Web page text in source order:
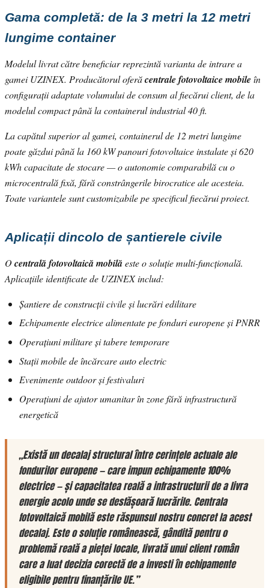
Gama completă: de la 3 metri la 12 metri
lungime container
Modelul livrat către beneficiar reprezintă varianta de intrare a
gamei UZINEX. Producătorul oferăcentrale fotovoltaice mobileîn
configurații adaptate volumului de consum al fiecărui client, de la
modelul compact până la containerul industrial 40 ft.
La capătul superior al gamei, containerul de 12 metri lungime
poate găzdui până la 160 kW panouri fotovoltaice instalate și 620
kWh capacitate de stocare — o autonomie comparabilă cu o
microcentrală fixă, fără constrângerile birocratice ale acesteia.
Toate variantele sunt customizabile pe specificul fiecărui proiect.
Aplicații dincolo de șantierele civile
Ocentrală fotovoltaică mobilăeste o soluție multi-funcțională.
Aplicațiile identificate de UZINEX includ:
Șantiere de construcții civile și lucrări edilitare
Echipamente electrice alimentate pe fonduri europene și PNRR
Operațiuni militare și tabere temporare
Stații mobile de încărcare auto electric
Evenimente outdoor și festivaluri
Operațiuni de ajutor umanitar în zone fără infrastructură
energetică
„Există un decalaj structural între cerințele actuale ale
fondurilor europene — care impun echipamente 100%
electrice — și capacitatea reală a infrastructurii de a livra
energie acolo unde se desfășoară lucrările. Centrala
fotovoltaică mobilă este răspunsul nostru concret la acest
decalaj. Este o soluție românească, gândită pentru o
problemă reală a pieței locale, livrată unui client român
care a luat decizia corectă de a investi în echipamente
eligibile pentru finanțările UE.”